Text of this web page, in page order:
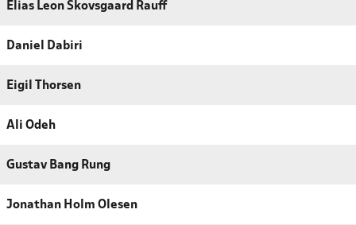
Elias Leon Skovsgaard Rauff
Daniel Dabiri
Eigil Thorsen
Ali Odeh
Gustav Bang Rung
Jonathan Holm Olesen